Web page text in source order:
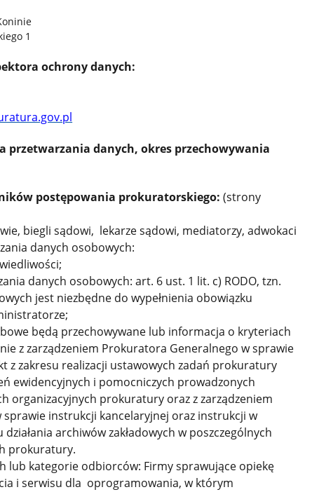
1
ochrony danych:
danych, okres przechowywania
postępowania prokuratorskiego: (strony
biegli sądowi, lekarze sądowi, mediatorzy, adwokaci
danych osobowych:
danych osobowych: art. 6 ust. 1 lit. c) RODO, tzn.
jest niezbędne do wypełnienia obowiązku
będą przechowywane lub informacja o kryteriach
z zarządzeniem Prokuratora Generalnego w sprawie
z zakresu realizacji ustawowych zadań prokuratury
ewidencyjnych i pomocniczych prowadzonych
organizacyjnych prokuratury oraz z zarządzeniem
instrukcji kancelaryjnej oraz instrukcji w
archiwów zakładowych w poszczególnych
prokuratury.
lub kategorie odbiorców: Firmy sprawujące opiekę
i serwisu dla oprogramowania, w którym